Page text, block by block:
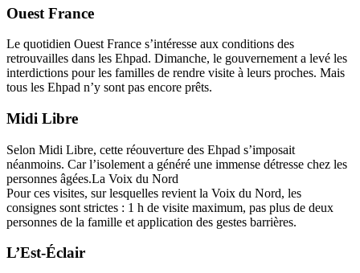
Ouest France
Le quotidien Ouest France s’intéresse aux conditions des
retrouvailles dans les Ehpad. Dimanche, le gouvernement a levé les
interdictions pour les familles de rendre visite à leurs proches. Mais
tous les Ehpad n’y sont pas encore prêts.
Midi Libre
Selon Midi Libre, cette réouverture des Ehpad s’imposait
néanmoins. Car l’isolement a généré une immense détresse chez les
personnes âgées.La Voix du Nord
Pour ces visites, sur lesquelles revient la Voix du Nord, les
consignes sont strictes : 1 h de visite maximum, pas plus de deux
personnes de la famille et application des gestes barrières.
L’Est-Éclair